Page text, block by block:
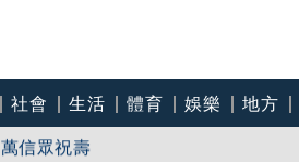
社會 生活 體育 娛樂 地方
放颱風假機率
信眾祝壽